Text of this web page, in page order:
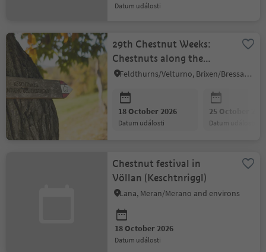
datum události
29th Chestnut Weeks:
Chestnuts along the
Chestnut Trail
Feldthurns/Velturno, Brixen/Bressanone and environs
18 October 2026
datum události
25 October
datum události
Chestnut festival in
Völlan (Keschtnriggl)
Lana, Meran/Merano and environs
18 October 2026
datum události